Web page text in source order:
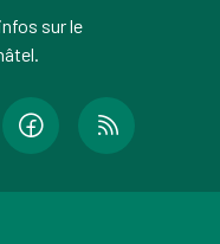
sur le